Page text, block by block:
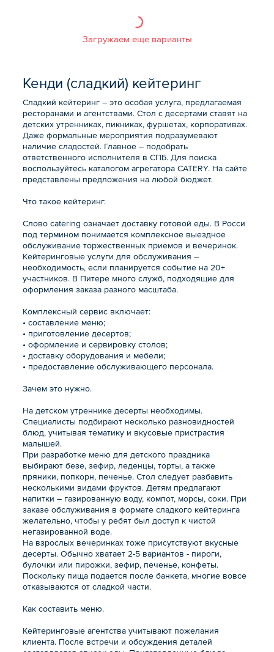
Загружаем еще варианты
Кенди (сладкий) кейтеринг
Сладкий кейтеринг – это особая услуга, предлагаемая
ресторанами и агентствами. Стол с десертами ставят на
детских утренниках, пикниках, фуршетах, корпоративах.
Даже формальные мероприятия подразумевают
наличие сладостей. Главное – подобрать
ответственного исполнителя в СПБ. Для поиска
воспользуйтесь каталогом агрегатора CATERY. На сайте
представлены предложения на любой бюджет.
Что такое кейтеринг.
Слово catering означает доставку готовой еды. В Росси
под термином понимается комплексное выездное
обслуживание торжественных приемов и вечеринок.
Кейтеринговые услуги для обслуживания –
необходимость, если планируется событие на 20+
участников. В Питере много служб, подходящие для
оформления заказа разного масштаба.
Комплексный сервис включает:
• составление меню;
• приготовление десертов;
• оформление и сервировку столов;
• доставку оборудования и мебели;
• предоставление обслуживающего персонала.
Зачем это нужно.
На детском утреннике десерты необходимы.
Специалисты подбирают несколько разновидностей
блюд, учитывая тематику и вкусовые пристрастия
малышей.
При разработке меню для детского праздника
выбирают безе, зефир, леденцы, торты, а также
пряники, попкорн, печенье. Стол следует разбавить
несколькими видами фруктов. Детям предлагают
напитки – газированную воду, компот, морсы, соки. При
заказе обслуживания в формате сладкого кейтеринга
желательно, чтобы у ребят был доступ к чистой
негазированной воде.
На взрослых вечеринках тоже присутствуют вкусные
десерты. Обычно хватает 2-5 вариантов - пироги,
булочки или пирожки, зефир, печенье, конфеты.
Поскольку пища подается после банкета, многие вовсе
отказываются от сладкой части.
Как составить меню.
Кейтеринговые агентства учитывают пожелания
клиента. После встречи и обсуждения деталей